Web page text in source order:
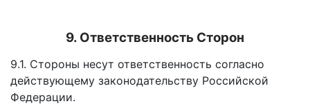
​9. Ответственность Сторон
9.1. Стороны несут ответственность согласно
действующему законодательству Российской
Федерации.